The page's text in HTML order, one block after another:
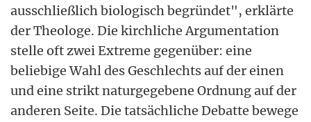
ausschließlich biologisch begründet", erklärte
der Theologe. Die kirchliche Argumentation
stelle oft zwei Extreme gegenüber: eine
beliebige Wahl des Geschlechts auf der einen
und eine strikt naturgegebene Ordnung auf der
anderen Seite. Die tatsächliche Debatte bewege